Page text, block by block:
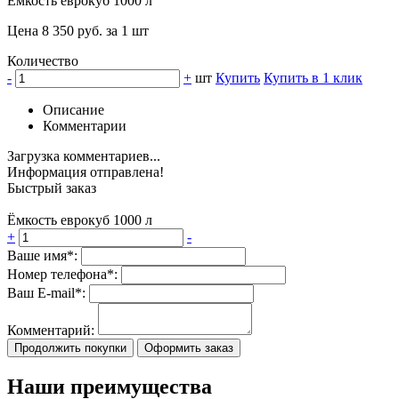
Цена 8 350 руб. за 1 шт
Количество
-
+ шт Купить Купить в 1 клик
Описание
Комментарии
Загрузка комментариев...
Информация отправлена!
Быстрый заказ
Ёмкость еврокуб 1000 л
+
-
Ваше имя*:
Номер телефона*:
Ваш E-mail*:
Комментарий:
Продолжить покупки Оформить заказ
Наши преимущества